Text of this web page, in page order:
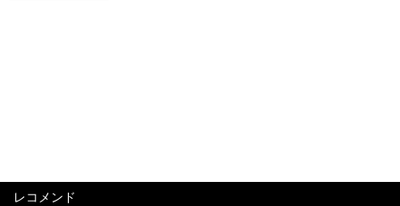
レコメンド